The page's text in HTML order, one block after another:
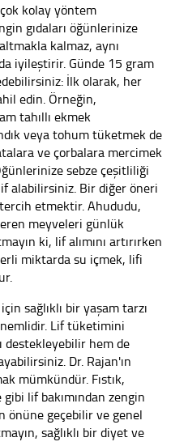
kolay yöntem
gıdaları öğünlerinize
kalmaz, aynı
iyileştirir. Günde 15 gram
İlk olarak, her
edin. Örneğin,
tahıllı ekmek
veya tohum tüketmek de
ve çorbalara mercimek
sebze çeşitliliği
alabilirsiniz. Bir diğer öneri
etmektir. Ahududu,
meyveleri günlük
ki, lif alımını artırırken
miktarda su içmek, lifi
sağlıklı bir yaşam tarzı
Lif tüketimini
destekleyebilir hem de
Dr. Rajan'ın
mümkündür. Fıstık,
lif bakımından zengin
geçebilir ve genel
sağlıklı bir diyet ve